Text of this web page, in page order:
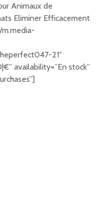
Animaux de
Eliminer Efficacement
21″
availability=”En stock”